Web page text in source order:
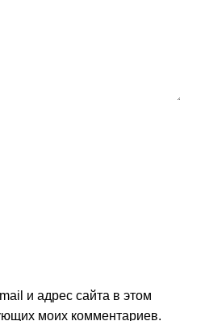
и адрес сайта в этом
моих комментариев.